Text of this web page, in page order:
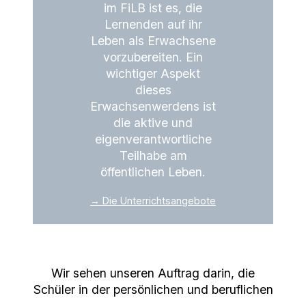
im FiLB ist es, die
Lernenden auf ihr
Leben als Erwachsene
vorzubereiten. Ein
wichtiger Aspekt
dieses
Erwachsenwerdens ist
die aktive und
eigenverantwortliche
Teilhabe am
öffentlichen Leben.
→ Die Unterrichtsangebote
Wir sehen unseren Auftrag darin, die
Schüler in der persönlichen und beruflichen